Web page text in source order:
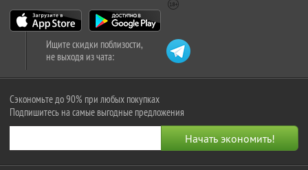
Ищите скидки поблизости,
не выходя из чата:
Сэкономьте до 90% при любых покупках
Подпишитесь на самые выгодные предложения